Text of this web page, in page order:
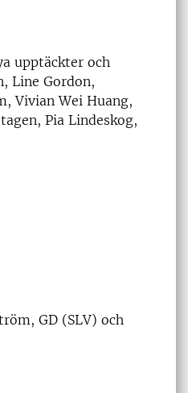
upptäckter och
Line Gordon,
Vivian Wei Huang,
Pia Lindeskog,
GD (SLV) och